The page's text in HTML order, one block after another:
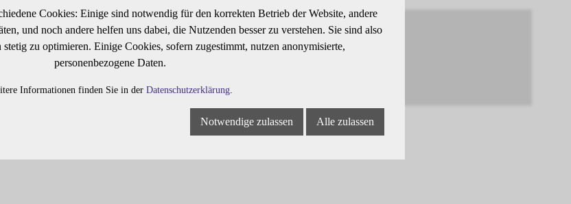
antistatisch mit Sicherheitsniete für
- Aluminiumhülse mit Nylonstiften.
Cookies: Einige sind notwendig für den korrekten Betrieb der Website, andere
und noch andere helfen uns dabei, die Nutzenden besser zu verstehen. Sie sind also
zu optimieren. Einige Cookies, sofern zugestimmt, nutzen anonymisierte,
personenbezogene Daten.
Informationen finden Sie in der Datenschutzerklärung.
Notwendige zulassen Alle zulassen